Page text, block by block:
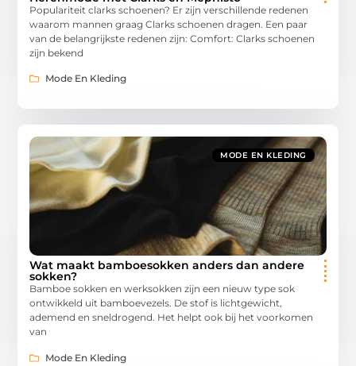
Populariteit clarks schoenen? Er zijn verschillende redenen
waarom mannen graag Clarks schoenen dragen. Een paar
van de belangrijkste redenen zijn: Comfort: Clarks schoenen
zijn bekend
Mode En Kleding
MODE EN KLEDING
Wat maakt bamboesokken anders dan andere
sokken?
Bamboe sokken en werksokken zijn een nieuw type sok
ontwikkeld uit bamboevezels. De stof is lichtgewicht,
ademend en sneldrogend. Het helpt ook bij het voorkomen
van
Mode En Kleding